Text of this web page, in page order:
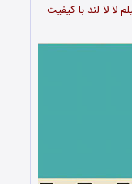
لا لا لند با کیفیت